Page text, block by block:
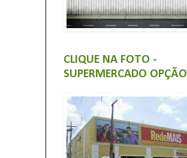
CLIQUE NA FOTO -
SUPERMERCADO OPÇÃO